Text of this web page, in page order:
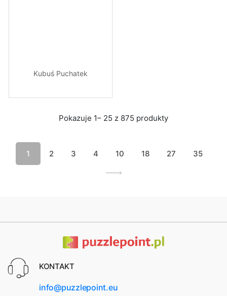
Kubuś Puchatek
Pokazuje 1– 25 z 875 produkty
1 2 3 4 10 18 27 35
KONTAKT
info@puzzlepoint.eu